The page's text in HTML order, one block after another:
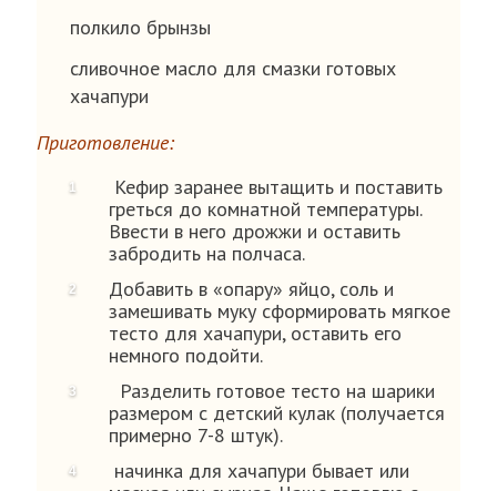
полкило брынзы
сливочное масло для смазки готовых
хачапури
Приготовление:
Кефир заранее вытащить и поставить
греться до комнатной температуры.
Ввести в него дрожжи и оставить
забродить на полчаса.
Добавить в «опару» яйцо, соль и
замешивать муку сформировать мягкое
тесто для хачапури, оставить его
немного подойти.
Разделить готовое тесто на шарики
размером с детский кулак (получается
примерно 7-8 штук).
начинка для хачапури бывает или